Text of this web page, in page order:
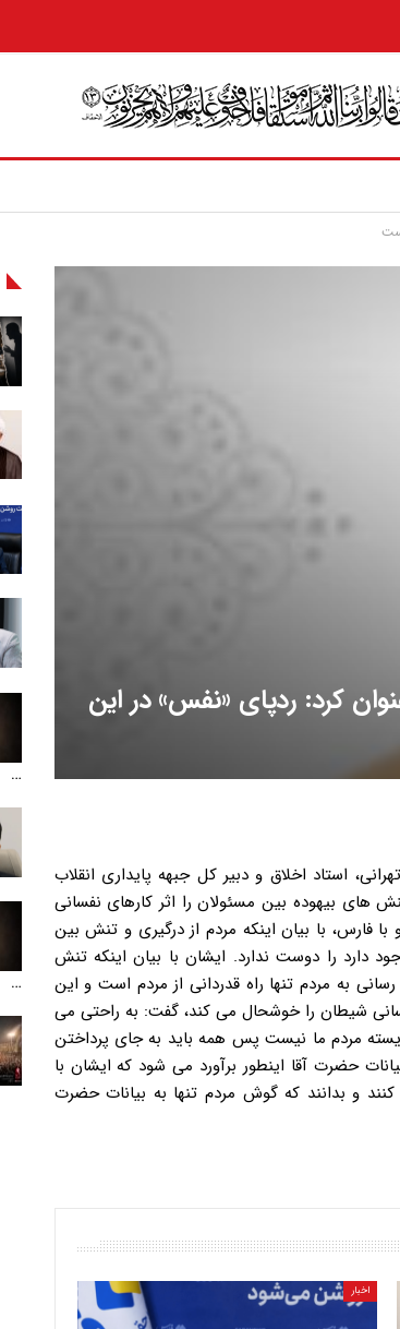
کرد: ردپای «نفس» در این
استاد اخلاق و دبیر کل جبهه پایداری انقلاب
های بیهوده بین مسئولان را اثر کارهای نفسانی
فارس، با بیان اینکه مردم از درگیری و تنش بین
را دوست ندارد. ایشان با بیان اینکه تنش
به مردم تنها راه قدردانی از مردم است و این
شیطان را خوشحال می کند، گفت: به راحتی می
مردم ما نیست پس همه باید به جای پرداختن
حضرت آقا اینطور برآورد می شود که ایشان با
و بدانند که گوش مردم تنها به بیانات حضرت
اخبار
…
…